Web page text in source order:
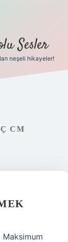
Sesler
neşeli hikayeler!
CM
Maksimum